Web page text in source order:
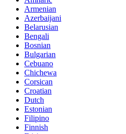
Armenian
Azerbaijani
Belarusian
Bengali
Bosnian
Bulgarian
Cebuano
Chichewa
Corsican
Croatian
Dutch
Estonian
Filipino
Finnish